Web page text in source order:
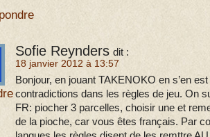
Sofie Reynders dit :
18 janvier 2012 à 13:57
Bonjour, en jouant TAKENOKO en s’en
contradictions dans les règles de jeu. On
FR: piocher 3 parcelles, choisir une et
de la pioche, car vous êtes français. Par